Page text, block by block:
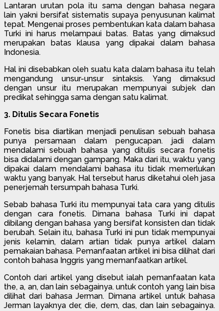
Lantaran urutan pola itu sama dengan bahasa negara
lain yakni bersifat sistematis supaya penyusunan kalimat
tepat. Mengenai proses pembentukan kata dalam bahasa
Turki ini harus melampaui batas. Batas yang dimaksud
merupakan batas klausa yang dipakai dalam bahasa
Indonesia.
Hal ini disebabkan oleh suatu kata dalam bahasa itu telah
mengandung unsur-unsur sintaksis. Yang dimaksud
dengan unsur itu merupakan mempunyai subjek dan
predikat sehingga sama dengan satu kalimat.
3. Ditulis Secara Fonetis
Fonetis bisa diartikan menjadi penulisan sebuah bahasa
punya persamaan dalam pengucapan. jadi dalam
mendalami sebuah bahasa yang ditulis secara fonetis
bisa didalami dengan gampang. Maka dari itu, waktu yang
dipakai dalam mendalami bahasa itu tidak memerlukan
waktu yang banyak. Hal tersebut harus diketahui oleh jasa
penerjemah tersumpah bahasa Turki.
Sebab bahasa Turki itu mempunyai tata cara yang ditulis
dengan cara fonetis. Dimana bahasa Turki ini dapat
dibilang dengan bahasa yang bersifat konsisten dan tidak
berubah. Selain itu, bahasa Turki ini pun tidak mempunyai
jenis kelamin, dalam artian tidak punya artikel dalam
pemakaian bahasa. Pemanfaatan artikel ini bisa dilihat dari
contoh bahasa Inggris yang memanfaatkan artikel.
Contoh dari artikel yang disebut ialah pemanfaatan kata
the, a, an, dan lain sebagainya. untuk contoh yang lain bisa
dilihat dari bahasa Jerman. Dimana artikel untuk bahasa
Jerman layaknya der, die, dem, das, dan lain sebagainya.